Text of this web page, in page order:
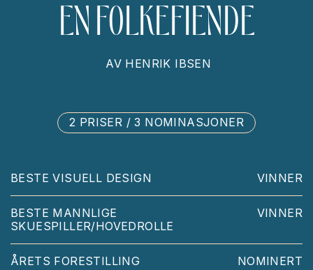
EN FOLKEFIENDE
AV HENRIK IBSEN
2 PRISER / 3 NOMINASJONER
BESTE VISUELL DESIGN VINNER
BESTE MANNLIGE
SKUESPILLER/HOVEDROLLE
VINNER
ÅRETS FORESTILLING NOMINERT